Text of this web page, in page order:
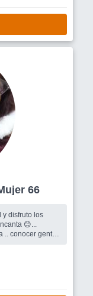
Miguel de Tucuman Mujer 66
y disfruto los
😊...
.. conocer gente